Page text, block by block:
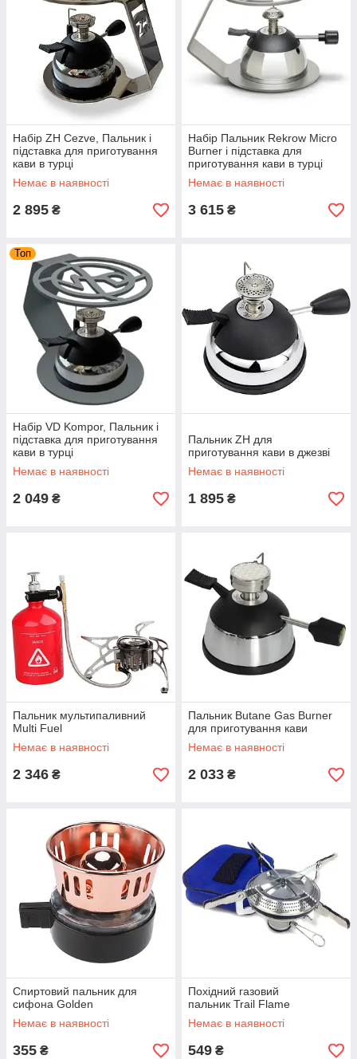
Набір ZH Сezve, Пальник і
підставка для приготування
кави в турці
Немає в наявності
2 895 ₴
Набір Пальник Rekrow Micro
Burner і підставка для
приготування кави в турці
Немає в наявності
3 615 ₴
Топ
Набір VD Kompor, Пальник і
підставка для приготування
кави в турці
Немає в наявності
2 049 ₴
Пальник ZH для
приготування кави в джезві
Немає в наявності
1 895 ₴
Пальник мультипаливний
Multi Fuel
Немає в наявності
2 346 ₴
Пальник Butane Gas Burner
для приготування кави
Немає в наявності
2 033 ₴
Спиртовий пальник для
сифона Golden
Немає в наявності
355 ₴
Похідний газовий
пальник Trail Flame
Немає в наявності
549 ₴